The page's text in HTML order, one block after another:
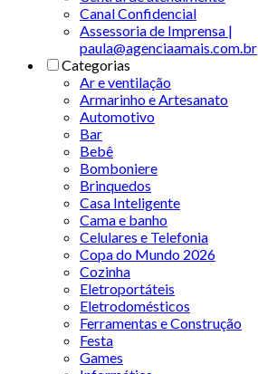
Canal Confidencial
Assessoria de Imprensa |
paula@agenciaamais.com.br
Categorias
Ar e ventilação
Armarinho e Artesanato
Automotivo
Bar
Bebê
Bomboniere
Brinquedos
Casa Inteligente
Cama e banho
Celulares e Telefonia
Copa do Mundo 2026
Cozinha
Eletroportáteis
Eletrodomésticos
Ferramentas e Construção
Festa
Games